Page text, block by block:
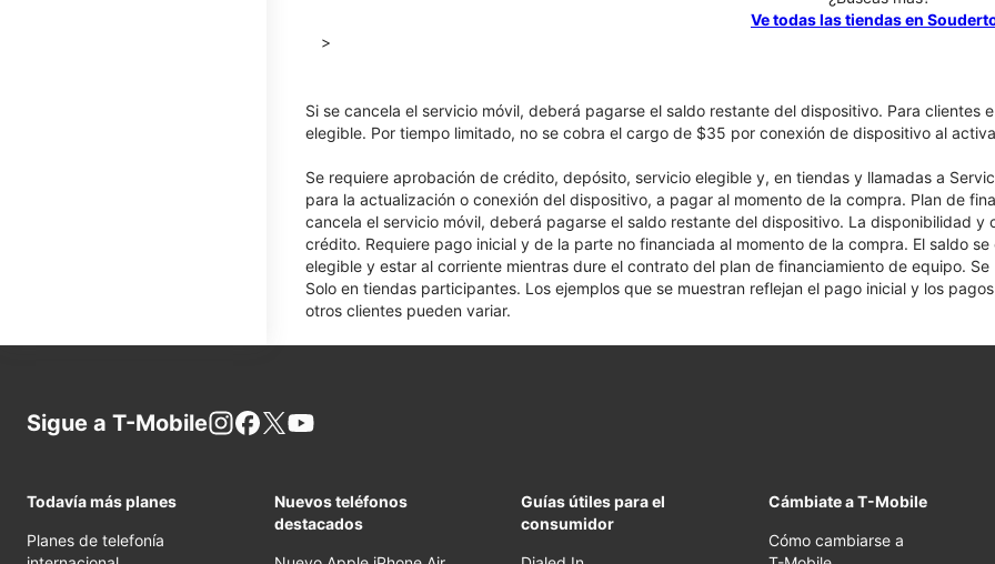
Ve todas las tiendas en
>
Si se cancela el servicio móvil, deberá pagarse el saldo restante del dispositivo. Para clientes
elegible. Por tiempo limitado, no se cobra el cargo de $35 por conexión de dispositivo al
Se requiere aprobación de crédito, depósito, servicio elegible y, en tiendas y llamadas a
para la actualización o conexión del dispositivo, a pagar al momento de la compra. Plan de
cancela el servicio móvil, deberá pagarse el saldo restante del dispositivo. La disponibilidad
crédito. Requiere pago inicial y de la parte no financiada al momento de la compra. El saldo
elegible y estar al corriente mientras dure el contrato del plan de financiamiento de equipo.
Solo en tiendas participantes. Los ejemplos que se muestran reflejan el pago inicial y los
otros clientes pueden variar.